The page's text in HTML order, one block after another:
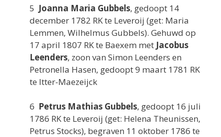
5 Joanna Maria Gubbels, gedoopt 14
december 1782 RK te Leveroij (get: Maria
Lemmen, Wilhelmus Gubbels). Gehuwd op
17 april 1807 RK te Baexem met Jacobus
Leenders, zoon van Simon Leenders en
Petronella Hasen, gedoopt 9 maart 1781 RK
te Itter-Maezeijck
6 Petrus Mathias Gubbels, gedoopt 16 juli
1786 RK te Leveroij (get: Helena Theunissen,
Petrus Stocks), begraven 11 oktober 1786 te